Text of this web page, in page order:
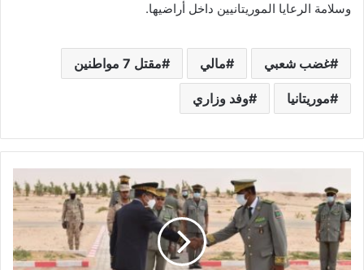
وسلامة الرعايا الموريتانيين داخل أراضيها.
غضب شعبي مالي مقتل 7 مواطنين
موريتانيا وفد وزاري